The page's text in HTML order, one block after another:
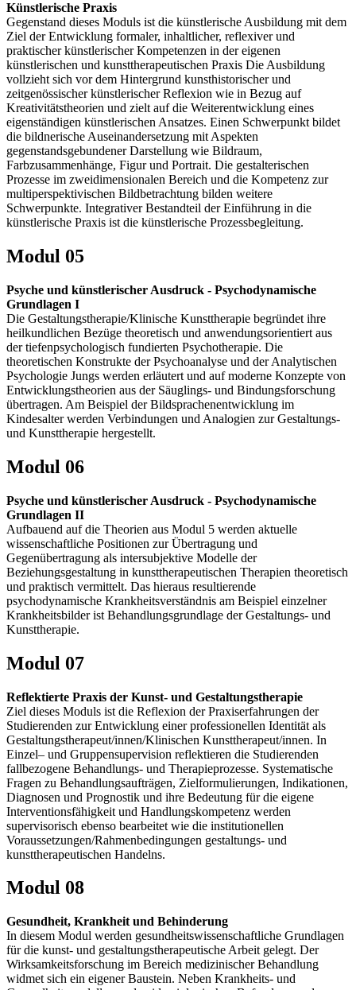
Künstlerische Praxis
Gegenstand dieses Moduls ist die künstlerische Ausbildung mit dem
Ziel der Entwicklung formaler, inhaltlicher, reflexiver und
praktischer künstlerischer Kompetenzen in der eigenen
künstlerischen und kunsttherapeutischen Praxis Die Ausbildung
vollzieht sich vor dem Hintergrund kunsthistorischer und
zeitgenössischer künstlerischer Reflexion wie in Bezug auf
Kreativitätstheorien und zielt auf die Weiterentwicklung eines
eigenständigen künstlerischen Ansatzes. Einen Schwerpunkt bildet
die bildnerische Auseinandersetzung mit Aspekten
gegenstandsgebundener Darstellung wie Bildraum,
Farbzusammenhänge, Figur und Portrait. Die gestalterischen
Prozesse im zweidimensionalen Bereich und die Kompetenz zur
multiperspektivischen Bildbetrachtung bilden weitere
Schwerpunkte. Integrativer Bestandteil der Einführung in die
künstlerische Praxis ist die künstlerische Prozessbegleitung.
Modul 05
Psyche und künstlerischer Ausdruck - Psychodynamische
Grundlagen I
Die Gestaltungstherapie/Klinische Kunsttherapie begründet ihre
heilkundlichen Bezüge theoretisch und anwendungsorientiert aus
der tiefenpsychologisch fundierten Psychotherapie. Die
theoretischen Konstrukte der Psychoanalyse und der Analytischen
Psychologie Jungs werden erläutert und auf moderne Konzepte von
Entwicklungstheorien aus der Säuglings- und Bindungsforschung
übertragen. Am Beispiel der Bildsprachenentwicklung im
Kindesalter werden Verbindungen und Analogien zur Gestaltungs-
und Kunsttherapie hergestellt.
Modul 06
Psyche und künstlerischer Ausdruck - Psychodynamische
Grundlagen II
Aufbauend auf die Theorien aus Modul 5 werden aktuelle
wissenschaftliche Positionen zur Übertragung und
Gegenübertragung als intersubjektive Modelle der
Beziehungsgestaltung in kunsttherapeutischen Therapien theoretisch
und praktisch vermittelt. Das hieraus resultierende
psychodynamische Krankheitsverständnis am Beispiel einzelner
Krankheitsbilder ist Behandlungsgrundlage der Gestaltungs- und
Kunsttherapie.
Modul 07
Reflektierte Praxis der Kunst- und Gestaltungstherapie
Ziel dieses Moduls ist die Reflexion der Praxiserfahrungen der
Studierenden zur Entwicklung einer professionellen Identität als
Gestaltungstherapeut/innen/Klinischen Kunsttherapeut/innen. In
Einzel– und Gruppensupervision reflektieren die Studierenden
fallbezogene Behandlungs- und Therapieprozesse. Systematische
Fragen zu Behandlungsaufträgen, Zielformulierungen, Indikationen,
Diagnosen und Prognostik und ihre Bedeutung für die eigene
Interventionsfähigkeit und Handlungskompetenz werden
supervisorisch ebenso bearbeitet wie die institutionellen
Voraussetzungen/Rahmenbedingungen gestaltungs- und
kunsttherapeutischen Handelns.
Modul 08
Gesundheit, Krankheit und Behinderung
In diesem Modul werden gesundheitswissenschaftliche Grundlagen
für die kunst- und gestaltungstherapeutische Arbeit gelegt. Der
Wirksamkeitsforschung im Bereich medizinischer Behandlung
widmet sich ein eigener Baustein. Neben Krankheits- und